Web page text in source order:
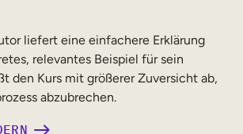
liefert eine einfachere Erklärung
relevantes Beispiel für sein
den Kurs mit größerer Zuversicht ab,
abzubrechen.